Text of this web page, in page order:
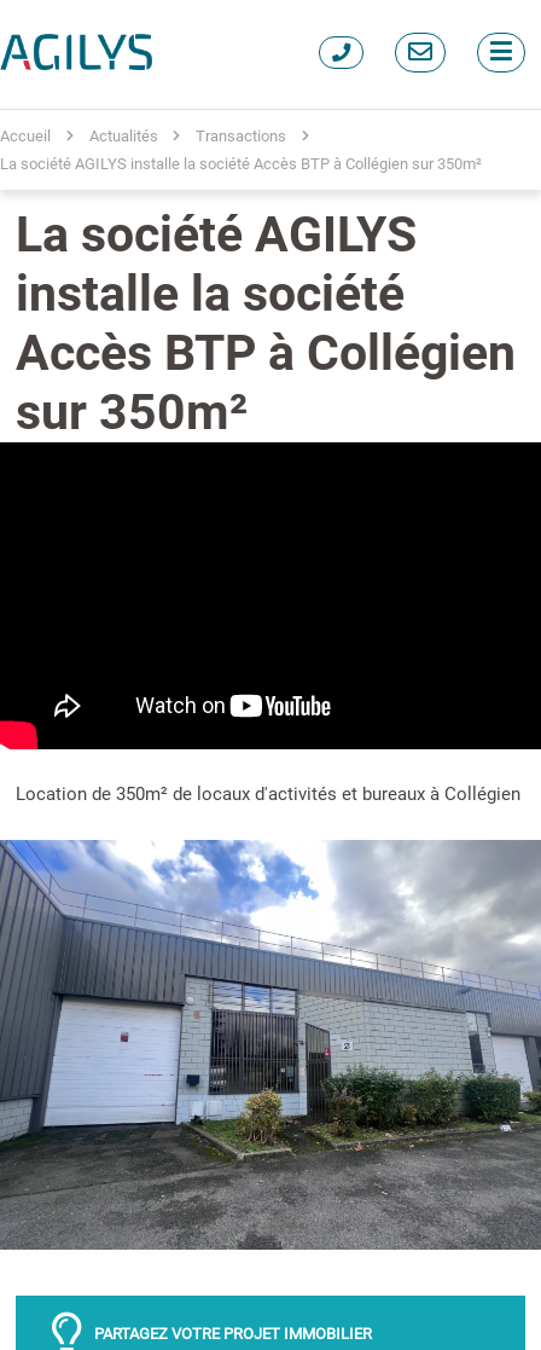
Accueil Actualités
Transactions
La société AGILYS installe la société Accès BTP à Collégien sur 350m²
La société AGILYS
installe la société
Accès BTP à Collégien
sur 350m²
Location de 350m² de locaux d'activités et bureaux à Collégien
PARTAGEZ VOTRE PROJET IMMOBILIER